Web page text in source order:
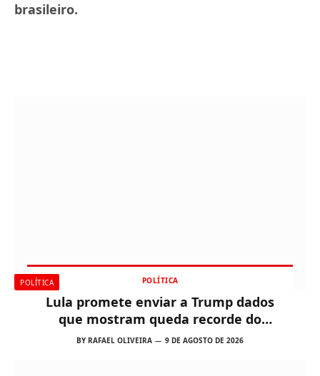
brasileiro.
POLÍTICA POLÍTICA
Lula promete enviar a Trump dados
que mostram queda recorde do
desmatamento na Amazônia
BY RAFAEL OLIVEIRA 9 DE AGOSTO DE 2026